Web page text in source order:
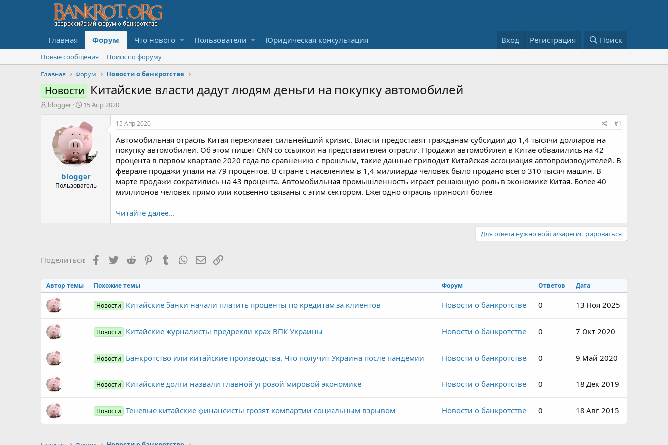
Главная Форум Что нового Пользователи Юридическая консультация Вход Регистрация Поиск
Новые сообщения
Поиск по форуму
Главная
Форум Новости о банкротстве
Новости Китайские власти дадут людям деньги на покупку автомобилей
А
blogger
Д
т
а
н
а
ч
а
л
а
15 Апр 2020
blogger
Пользователь
15 Апр 2020 #1
Автомобильная отрасль Китая переживает сильнейший кризис. Власти предоставят гражданам субсидии до 1,4 тысячи долларов на
покупку автомобилей. Об этом пишет CNN со ссылкой на представителей отрасли. Продажи автомобилей в Китае обвалились на 42
процента в первом квартале 2020 года по сравнению с прошлым, такие данные приводит Китайская ассоциация автопроизводителей. В
феврале продажи упали на 79 процентов. В стране с населением в 1,4 миллиарда человек было продано всего 310 тысяч машин. В
марте продажи сократились на 43 процента. Автомобильная промышленность играет решающую роль в экономике Китая. Более 40
миллионов человек прямо или косвенно связаны с этим сектором. Ежегодно отрасль приносит более
Читайте далее...
Для ответа нужно войти/зарегистрироваться
Поделиться: Facebook
TwitterReddit PinterestTumblrWhatsAppЭлектронная почта
Ссылка
Автор темы Похожие темы Форум Ответов Дата
Новости Китайские банки начали платить проценты по кредитам за клиентов Новости о банкротстве 0 13 Ноя 2025
Новости Китайские журналисты предрекли крах ВПК Украины Новости о банкротстве 0 7 Окт 2020
Новости Банкротство или китайские производства. Что получит Украина после пандемии Новости о банкротстве 0 9 Май 2020
Новости Китайские долги назвали главной угрозой мировой экономике Новости о банкротстве 0 18 Дек 2019
Новости Теневые китайские финансисты грозят компартии социальным взрывом Новости о банкротстве 0 18 Авг 2015